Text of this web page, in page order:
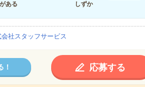
ある
しずか
会社スタッフサービス
！ 応募する